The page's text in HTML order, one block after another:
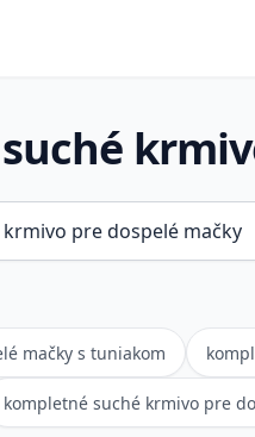
mačky s tuniakom
kompletné suché krmivo pre